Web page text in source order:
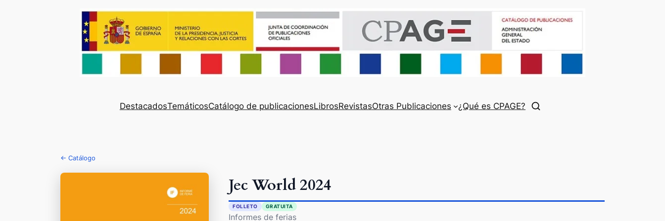
DestacadosTemáticosCatálogo de publicacionesLibrosRevistasOtras Publicaciones ¿Qué es CPAGE?
← Catálogo
Jec World 2024
FOLLETO GRATUITA
Informes de ferias